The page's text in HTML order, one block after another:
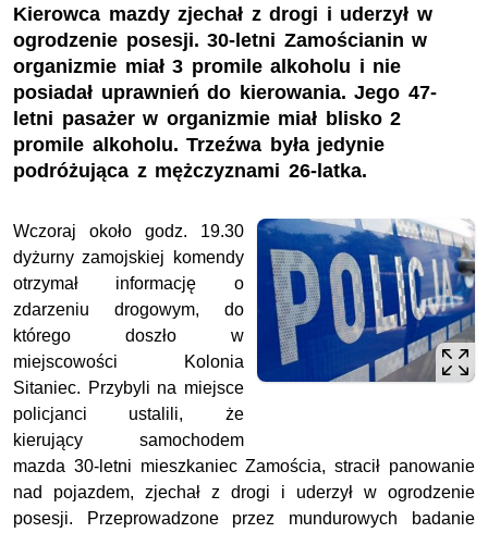
Kierowca mazdy zjechał z drogi i uderzył w
ogrodzenie posesji. 30-letni Zamościanin w
organizmie miał 3 promile alkoholu i nie
posiadał uprawnień do kierowania. Jego 47-
letni pasażer w organizmie miał blisko 2
promile alkoholu. Trzeźwa była jedynie
podróżująca z mężczyznami 26-latka.
Wczoraj około godz. 19.30
dyżurny zamojskiej komendy
otrzymał informację o
zdarzeniu drogowym, do
którego doszło w
miejscowości Kolonia
Sitaniec. Przybyli na miejsce
policjanci ustalili, że
kierujący samochodem
mazda 30-letni mieszkaniec Zamościa, stracił panowanie
nad pojazdem, zjechał z drogi i uderzył w ogrodzenie
posesji. Przeprowadzone przez mundurowych badanie